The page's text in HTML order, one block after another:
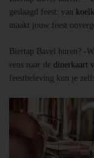
geslaagd feest: van
maakt jouw feest
Biertap Bavel huren? -
eens naar de dinerkaart
feestbeleving kun je